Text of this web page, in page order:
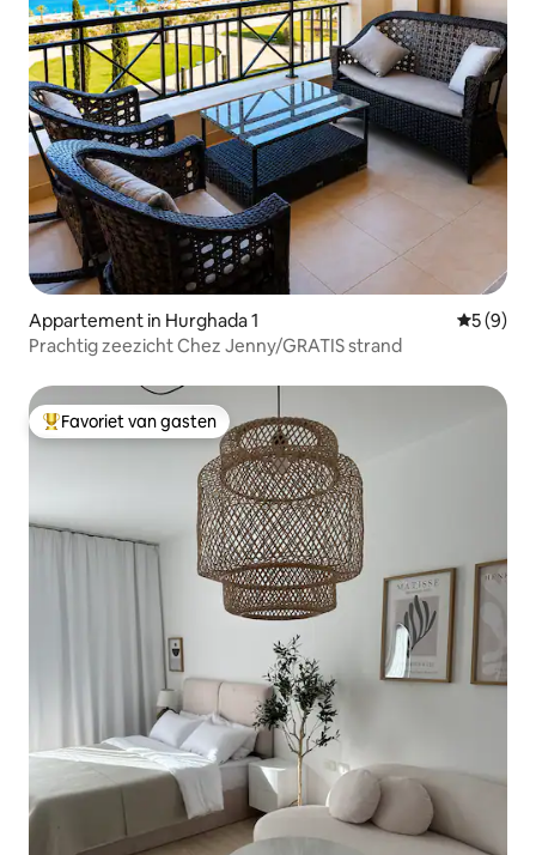
Appartement in Hurghada 1
5 (9)
Prachtig zeezicht Chez Jenny/GRATIS strand
Topfavoriet van gasten
Favoriet van gasten